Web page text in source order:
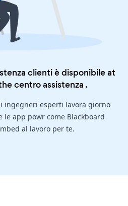
clienti è disponibile at
centro assistenza .
ingegneri esperti lavora giorno
le app powr come Blackboard
al lavoro per te.